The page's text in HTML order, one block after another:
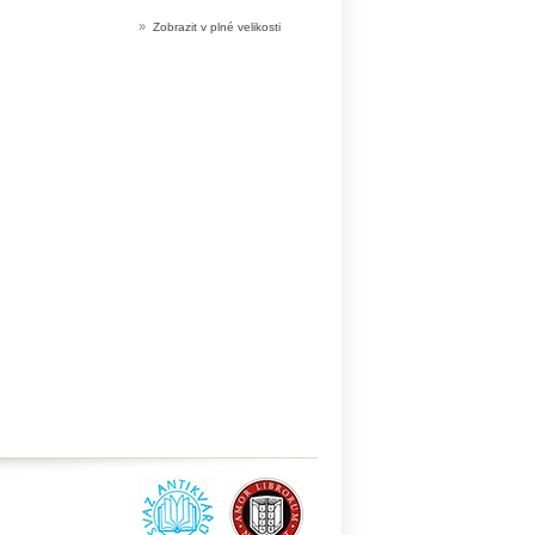
» Zobrazit v plné velikosti